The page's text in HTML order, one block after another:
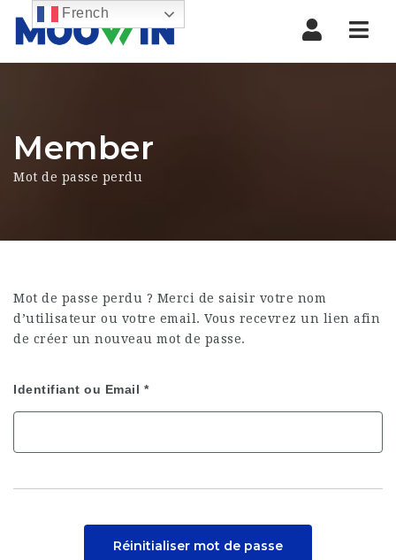
Member
Mot de passe perdu
Mot de passe perdu ? Merci de saisir votre nom
d’utilisateur ou votre email. Vous recevrez un lien afin
de créer un nouveau mot de passe.
Identifiant ou Email
Réinitialiser mot de passe
French